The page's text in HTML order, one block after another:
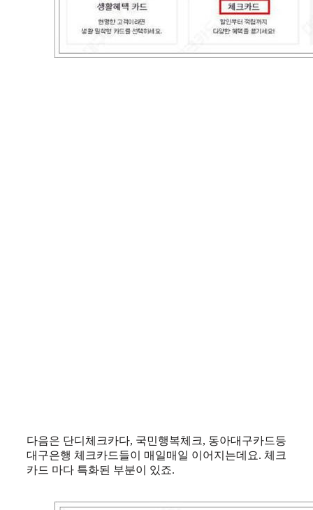
다음은 단디체크카다, 국민행복체크, 동아대구카드등
대구은행 체크카드들이 매일매일 이어지는데요. 체크
카드 마다 특화된 부분이 있죠.